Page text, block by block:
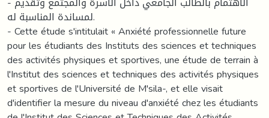
لمساندة المناسبة له.
- Cette étude s'intitulait « Anxiété professionnelle future
pour les étudiants des Instituts des sciences et techniques
des activités physiques et sportives, une étude de terrain à
l'Institut des sciences et techniques des activités physiques
et sportives de l'Université de M'sila-, et elle visait
d'identifier la mesure du niveau d'anxiété chez les étudiants